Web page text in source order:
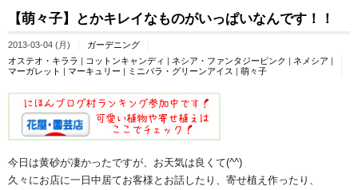
【萌々子】とかキレイなものがいっぱいなんです！！
2013-03-04 (月)
ガーデニング
オステオ・キララ | コットンキャンディ | ネシア・ファンタジーピンク | ネメシア |
マーガレット | マーキュリー | ミニバラ・グリーンアイス | 萌々子
今日は黄砂が凄かったですが、お天気は良くて(^^)
久々にお店に一日中居てお客様とお話したり、寄せ植え作ったり、